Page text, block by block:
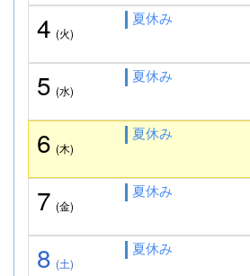
4 (火)
夏休み
5 (水)
夏休み
6 (木)
夏休み
7 (金)
夏休み
8 (土)
夏休み